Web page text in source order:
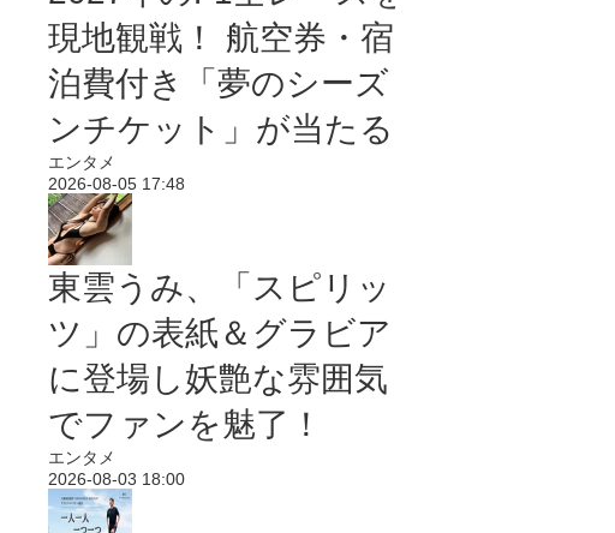
現地観戦！ 航空券・宿
泊費付き「夢のシーズ
ンチケット」が当たる
エンタメ
2026-08-05 17:48
東雲うみ、「スピリッ
ツ」の表紙＆グラビア
に登場し妖艶な雰囲気
でファンを魅了！
エンタメ
2026-08-03 18:00